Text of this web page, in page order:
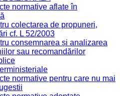
normative aflate în
colectarea de propuneri,
cf. L 52/2003
consemnarea și analizarea
sau recomandărilor
normative pentru care nu mai